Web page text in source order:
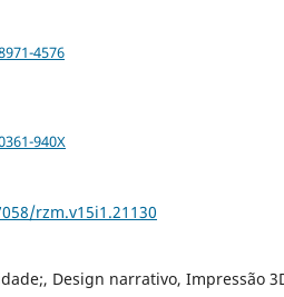
4576
940X
rzm.v15i1.21130
Design narrativo, Impressão